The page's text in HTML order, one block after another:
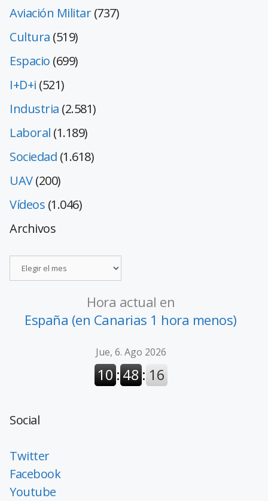
Aviación Militar(737)
Cultura (519)
Espacio (699)
I+D+i (521)
Industria (2.581)
Laboral (1.189)
Sociedad (1.618)
UAV(200)
Vídeos (1.046)
Archivos
Hora actual en
España (en Canarias 1 hora menos)
Social
Twitter
Facebook
Youtube